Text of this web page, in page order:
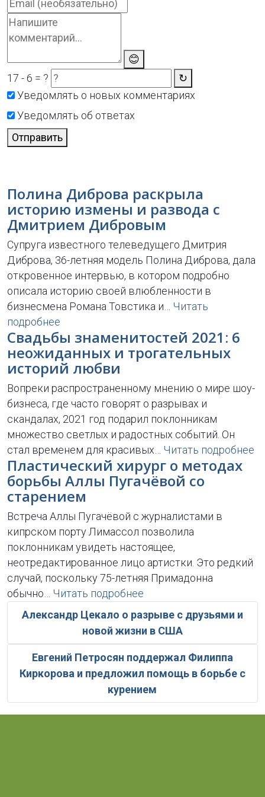
😊
17 - 6 = ?
↻
Уведомлять о новых комментариях
Уведомлять об ответах
Отправить
Полина Диброва раскрыла
историю измены и развода с
Дмитрием Дибровым
Супруга известного телеведущего Дмитрия
Диброва, 36-летняя модель Полина Диброва, дала
откровенное интервью, в котором подробно
описала историю своей влюбленности в
бизнесмена Романа Товстика и… Читать
подробнее
Свадьбы знаменитостей 2021: 6
неожиданных и трогательных
историй любви
Вопреки распространенному мнению о мире шоу-
бизнеса, где часто говорят о разрывах и
скандалах, 2021 год подарил поклонникам
множество светлых и радостных событий. Он
стал временем для красивых… Читать подробнее
Пластический хирург о методах
борьбы Аллы Пугачёвой со
старением
Встреча Аллы Пугачёвой с журналистами в
кипрском порту Лимассол позволила
поклонникам увидеть настоящее,
неотредактированное лицо артистки. Это редкий
случай, поскольку 75-летняя Примадонна
обычно… Читать подробнее
Александр Цекало о разрыве с друзьями и
новой жизни в США
Евгений Петросян поддержал Филиппа
Киркорова и предложил помощь в борьбе с
курением